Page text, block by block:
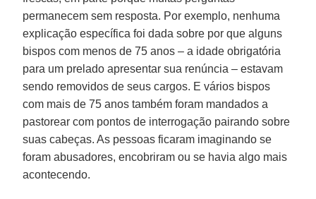
permanecem sem resposta. Por exemplo, nenhuma
explicação específica foi dada sobre por que alguns
bispos com menos de 75 anos – a idade obrigatória
para um prelado apresentar sua renúncia – estavam
sendo removidos de seus cargos. E vários bispos
com mais de 75 anos também foram mandados a
pastorear com pontos de interrogação pairando sobre
suas cabeças. As pessoas ficaram imaginando se
foram abusadores, encobriram ou se havia algo mais
acontecendo.